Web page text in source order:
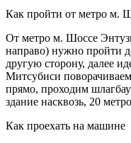
Как пройти от метро м.
От метро м. Шоссе
направо) нужно пройти
другую сторону, далее
Митсубиси
прямо, проходим
здание насквозь, 20
Как проехать на машине